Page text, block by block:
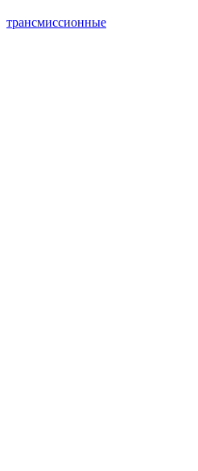
трансмиссионные